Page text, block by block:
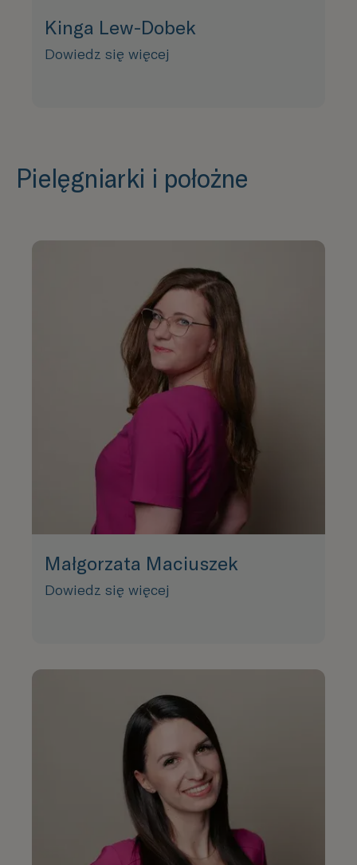
Kinga Lew-Dobek
Dowiedz się więcej
Pielęgniarki i położne
Małgorzata Maciuszek
Dowiedz się więcej